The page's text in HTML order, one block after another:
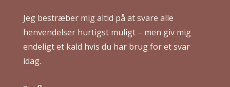
Jeg bestræber mig altid på at svare alle
henvendelser hurtigst muligt – men giv mig
endeligt et kald hvis du har brug for et svar
idag.